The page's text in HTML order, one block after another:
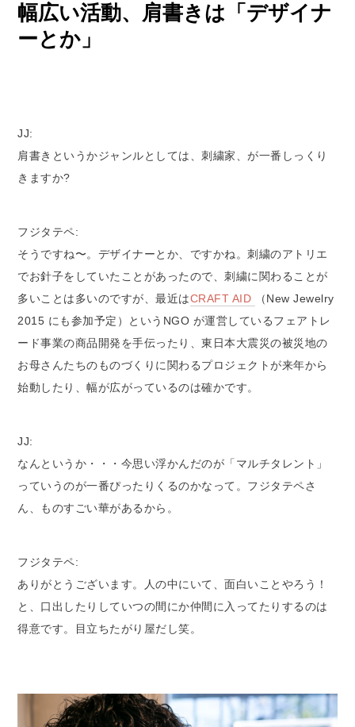
幅広い活動、肩書きは「デザイナ
ーとか」
JJ:
肩書きというかジャンルとしては、刺繍家、が一番しっくり
きますか?
フジタテペ:
そうですね〜。デザイナーとか、ですかね。刺繍のアトリエ
でお針子をしていたことがあったので、刺繍に関わることが
多いことは多いのですが、最近はCRAFT AID
（New Jewelry
2015 にも参加予定）というNGO が運営しているフェアトレ
ード事業の商品開発を手伝ったり、東日本大震災の被災地の
お母さんたちのものづくりに関わるプロジェクトが来年から
始動したり、幅が広がっているのは確かです。
JJ:
なんというか・・・今思い浮かんだのが「マルチタレント」
っていうのが一番ぴったりくるのかなって。フジタテペさ
ん、ものすごい華があるから。
フジタテペ:
ありがとうございます。人の中にいて、面白いことやろう！
と、口出したりしていつの間にか仲間に入ってたりするのは
得意です。目立ちたがり屋だし笑。